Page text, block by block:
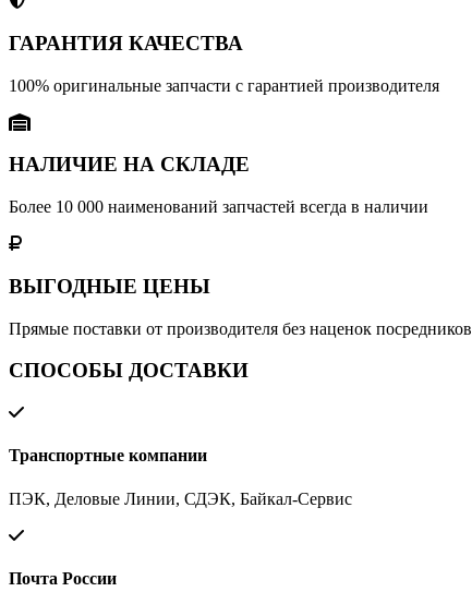
ГАРАНТИЯ КАЧЕСТВА
100% оригинальные запчасти с гарантией производителя
НАЛИЧИЕ НА СКЛАДЕ
Более 10 000 наименований запчастей всегда в наличии
ВЫГОДНЫЕ ЦЕНЫ
Прямые поставки от производителя без наценок посредников
СПОСОБЫ ДОСТАВКИ
Транспортные компании
ПЭК, Деловые Линии, СДЭК, Байкал-Сервис
Почта России